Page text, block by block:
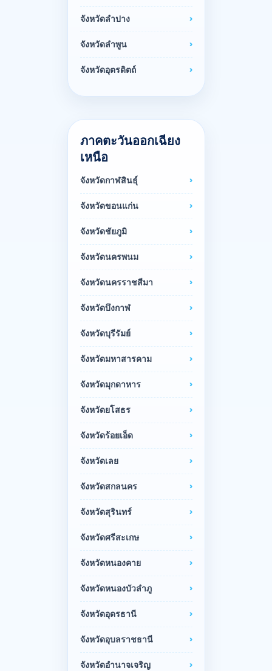
จังหวัดลำปาง
จังหวัดลำพูน
จังหวัดอุตรดิตถ์
ภาคตะวันออกเฉียง
เหนือ
จังหวัดกาฬสินธุ์
จังหวัดขอนแก่น
จังหวัดชัยภูมิ
จังหวัดนครพนม
จังหวัดนครราชสีมา
จังหวัดบึงกาฬ
จังหวัดบุรีรัมย์
จังหวัดมหาสารคาม
จังหวัดมุกดาหาร
จังหวัดยโสธร
จังหวัดร้อยเอ็ด
จังหวัดเลย
จังหวัดสกลนคร
จังหวัดสุรินทร์
จังหวัดศรีสะเกษ
จังหวัดหนองคาย
จังหวัดหนองบัวลำภู
จังหวัดอุดรธานี
จังหวัดอุบลราชธานี
จังหวัดอำนาจเจริญ